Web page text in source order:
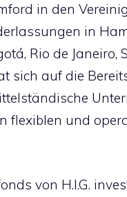
in den
in
Rio de Janeiro,
sich auf die
flexiblen und
von H.I.G.